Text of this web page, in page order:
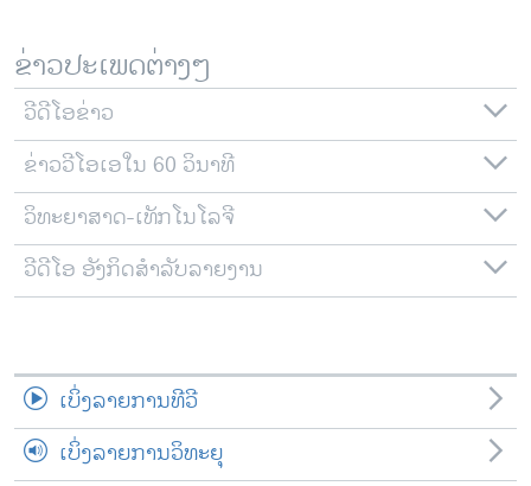
ສຽງ
ລາຍການກະຈາຍສຽງ
ຕິດຕາມພວກເຮົາ ທີ່
ພາສາຕ່າງໆ
ຂ່າວປະເພດຕ່າງໆ
ວີດີໂອຂ່າວ
ຂ່າວວີໂອເອໃນ 60 ວິນາທີ
ວິທະຍາສາດ-ເທັກໂນໂລຈີ
ວີດີໂອ ອັງກິດສຳລັບລາຍງານ
ເບິ່ງລາຍການທີວີ
ເບິ່ງລາຍການວິທະຍຸ